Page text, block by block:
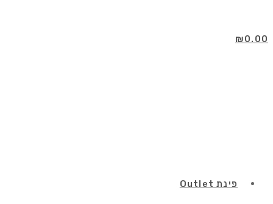
content
₪0.00
פינת Outlet